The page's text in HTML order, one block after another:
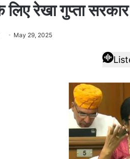
लिए रेखा गुप्ता
May 29, 2025